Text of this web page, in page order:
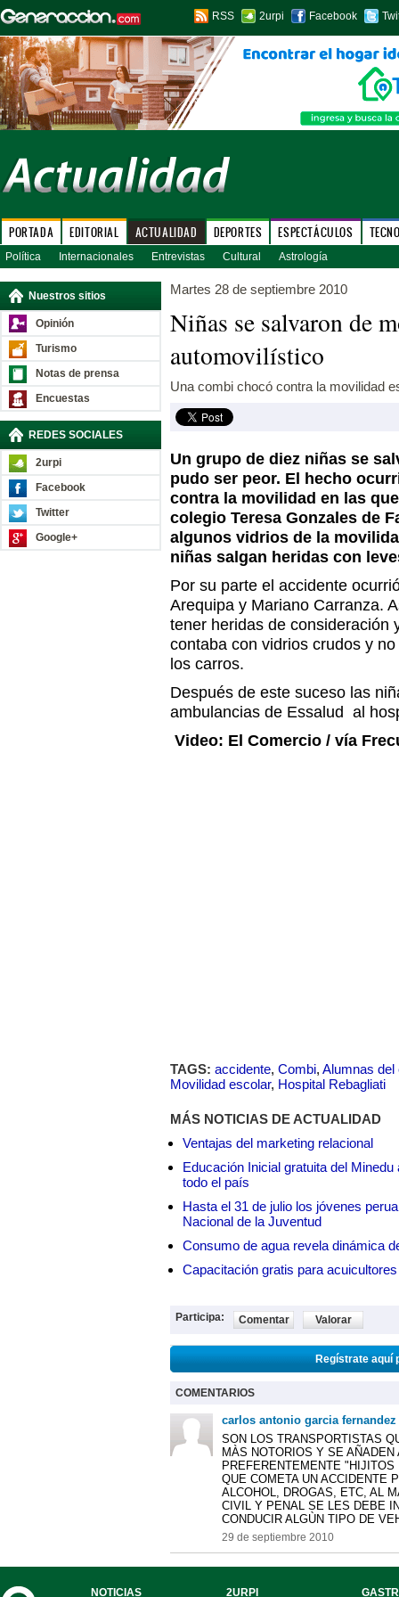
RSS 2urpi Facebook
PORTADA EDITORIAL ACTUALIDAD DEPORTES ESPECTÁCULOS
Política Internacionales Entrevistas Cultural Astrología
Nuestros sitios
Opinión
Turismo
Notas de prensa
Encuestas
REDES SOCIALES
2urpi
Facebook
Twitter
Google+
Martes 28 de septiembre 2010
Niñas se salvaron de
automovilístico
Una combi chocó contra la movilidad
Un grupo de diez niñas se
pudo ser peor. El hecho
contra la movilidad en las
colegio Teresa Gonzales de
algunos vidrios de la
niñas salgan heridas con
Por su parte el accidente
Arequipa y Mariano Carranza.
tener heridas de consideración
contaba con vidrios crudos y
los carros.
Después de este suceso las
ambulancias de Essalud al
Video: El Comercio / vía
TAGS: accidente, Combi, Alumnas del
Movilidad escolar, Hospital Rebagliati
MÁS NOTICIAS DE ACTUALIDAD
Ventajas del marketing relacional
Educación Inicial gratuita del
todo el país
Hasta el 31 de julio los jóvenes
Nacional de la Juventud
Consumo de agua revela dinámica
Capacitación gratis para
Participa: Comentar Valorar
Regístrate aquí
COMENTARIOS
carlos antonio garcia
SON LOS TRANSPORTISTAS
MÀS NOTORIOS Y SE
PREFERENTEMENTE
QUE COMETA UN ACCIDENTE
ALCOHOL, DROGAS, ETC, AL
CIVIL Y PENAL SE LES DEBE
CONDUCIR ALGÙN TIPO DE
29 de septiembre 2010
NOTICIAS 2URPI